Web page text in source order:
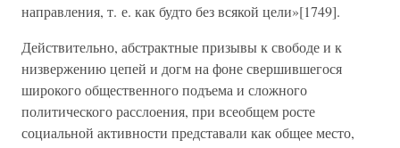
направления, т. е. как будто без всякой цели»[1749].
Действительно, абстрактные призывы к свободе и к
низвержению цепей и догм на фоне свершившегося
широкого общественного подъема и сложного
политического расслоения, при всеобщем росте
социальной активности представали как общее место,